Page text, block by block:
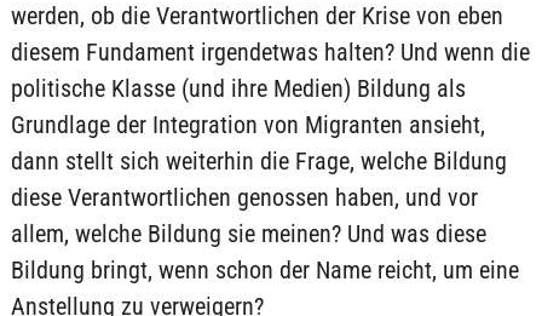
werden, ob die Verantwortlichen der Krise von eben
diesem Fundament irgendetwas halten? Und wenn die
politische Klasse (und ihre Medien) Bildung als
Grundlage der Integration von Migranten ansieht,
dann stellt sich weiterhin die Frage, welche Bildung
diese Verantwortlichen genossen haben, und vor
allem, welche Bildung sie meinen? Und was diese
Bildung bringt, wenn schon der Name reicht, um eine
Anstellung zu verweigern?